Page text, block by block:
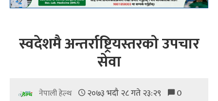
स्वदेशमै अन्तर्राष्ट्रियस्तरको उपचार
सेवा
नेपाली हेल्थ २०७३ भदौ २८ गते २३:२९ 0